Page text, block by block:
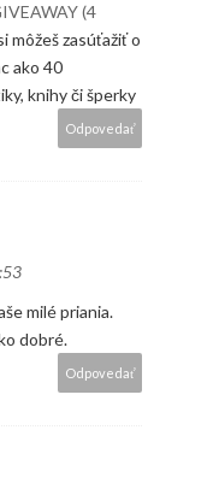
(4
môžeš zasúťažiť o
ako 40
knihy či šperky
Odpovedať
milé priania.
dobré.
Odpovedať